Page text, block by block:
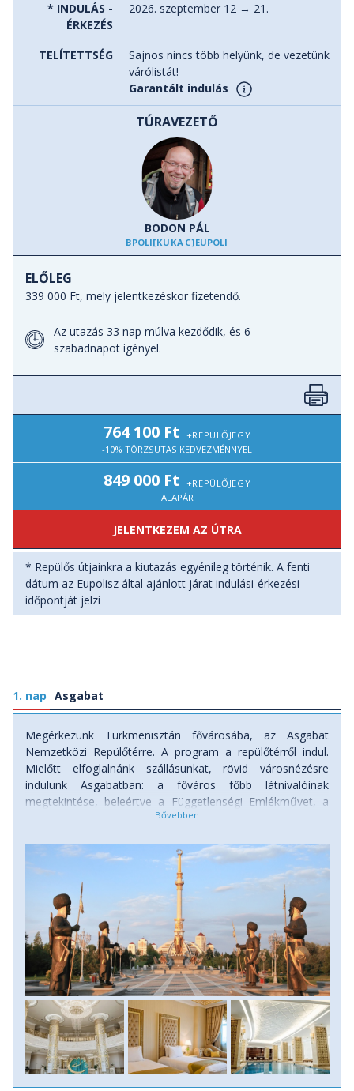
terepjáróval utazunk, éjszakázunk kényelmes szállodákban
és autentikus jurtákban, a csillagos ég alatt. Nemcsak a
modern nagyvárosokat, hanem a vadregényes vidéket és a
nomád élet mindennapjait is testközelből ismerheted meg.
Türkmenisztán – egy ország, ahol a természet csodái, az
ősi történelem és a nomád hagyományok találkoznak!
Melyek Türkmenisztán legfontosabb látnivalói?
- Asgabat, a monumentális márvány épületek városa
- Kaszpi-tenger, Földünk legnagyobb tava
- Jangikala, a Tűz Erőd kanyon vörös, rózsaszín, sárga és
okker színekben pompázó sziklái
a Selyemút Gyöngyszeme (
- Köýtendag hegységben a Dinoszaurusz Plató
- Darvaza, a Pokol kapuja
- Kunya – Urgencs, a X–XII. századi Khorezm Birodalom
egykori fővárosa ( UNESCO Világörökség része
* INDULÁS -
ÉRKEZÉS
2026. szeptember 12 → 21.
TELÍTETTSÉG
Sajnos nincs több helyünk, de vezetünk
várólistát!
Garantált indulás
TÚRAVEZETŐ
BODON PÁL
BPOLI[KUKAC]EUPOLISZ.HU
ELŐLEG
339 000 Ft, mely jelentkezéskor fizetendő.
Az utazás 33 nap múlva kezdődik, és 6
szabadnapot igényel.
764 100 Ft +REPÜLŐJEGY
-10% TÖRZSUTAS KEDVEZMÉNNYEL
849 000 Ft +REPÜLŐJEGY
ALAPÁR
JELENTKEZEM AZ ÚTRA
* Repülős útjainkra a kiutazás egyénileg történik. A fenti
dátum az Eupolisz által ajánlott járat indulási-érkezési
időpontját jelzi
1. nap Asgabat
Megérkezünk Türkmenisztán fővárosába, az Asgabat
Nemzetközi Repülőtérre. A program a repülőtérről indul.
Mielőtt elfoglalnánk szállásunkat, rövid városnézésre
indulunk Asgabatban: a főváros főbb látnivalóinak
megtekintése, beleértve a Függetlenségi Emlékművet, a
Semlegesség Diadalívét, Ertuğrul Gazi mecsetet. Ebéd után
pihenés után folytatjuk a Türkmén főváros felfedezését,
következik a Szőnyegmúzeum, amely a türkmén szőnyegek
legnagyobb gyűjteményét mutatja be, több mint 1000
kiállítási tárgyat a 18-19. századból, és időt szakítunk, hogy
meglátogassunk egy farmot, ahol Közép-Ázsia és a
sztyeppei nomád népeknek legnemesebb és leghíresebb
lófajtáját, az akhal teke lovakat tenyésztik. Vacsorára
természetesen megkóstoljuk a hagyományos türkmén
konyhát. Szállás: szálloda, ellátás: ebéd, vacsora.